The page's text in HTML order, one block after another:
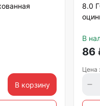
В корзину
8.0
В
86
Цена